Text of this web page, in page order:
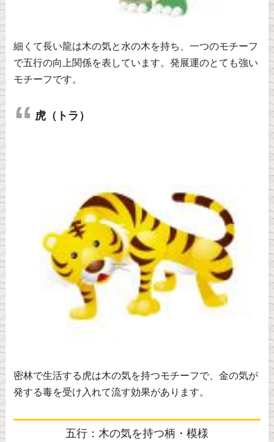
細くて長い龍は木の気と水の木を持ち、一つのモチーフ
で五行の向上関係を表しています。発展運のとても強い
モチーフです。
虎（トラ）
密林で生活する虎は木の気を持つモチーフで、金の気が
発する毒を受け入れて流す効果があります。
五行：木の気を持つ柄・模様